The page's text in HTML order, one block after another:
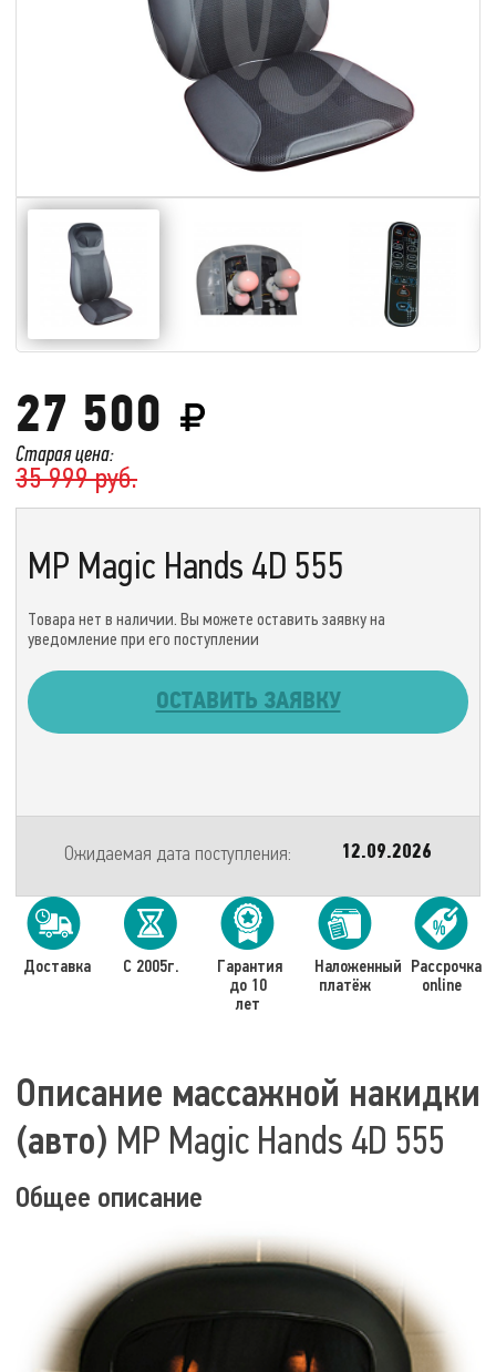
Старая цена:
35 999 руб.
27 500
MP Magic Hands 4D 555
Товара нет в наличии. Вы можете оставить заявку на
уведомление при его поступлении
ОСТАВИТЬ ЗАЯВКУ
Ожидаемая дата поступления: 12.09.2026
Доставка С 2005г.
Гарантия
до 10
лет
Наложенный
платёж
Рассрочка
online
Описание массажной накидки
(авто) MP Magic Hands 4D 555
Общее описание